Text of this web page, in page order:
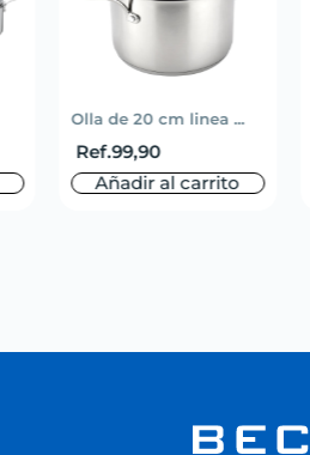
Olla de 20 cm linea ...
Ref.99,90
Añadir al carrito